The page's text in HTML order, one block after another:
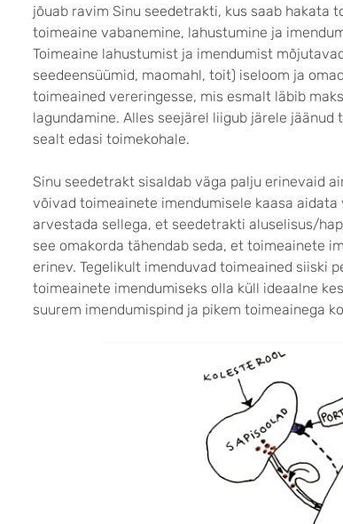
jõuab ravim Sinu seedetrakti, kus saab hakata
toimeaine vabanemine, lahustumine ja
Toimeaine lahustumist ja imendumist
seedeensüümid, maomahl, toit) iseloom ja
toimeained vereringesse, mis esmalt läbib
lagundamine. Alles seejärel liigub järele
sealt edasi toimekohale.
Sinu seedetrakt sisaldab väga palju erinevaid
võivad toimeainete imendumisele kaasa
arvestada sellega, et seedetrakti aluselisus/
see omakorda tähendab seda, et toimeainete
erinev. Tegelikult imenduvad toimeained siiski
toimeainete imendumiseks olla küll ideaalne
suurem imendumispind ja pikem toimeainega